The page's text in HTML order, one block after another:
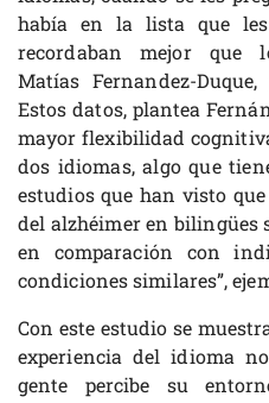
había en la lista que les
recordaban mejor que
Matías Fernandez-
Estos datos, plantea
mayor flexibilidad
dos idiomas, algo que
estudios que han visto
del alzhéimer en bilingües
en comparación con
condiciones similares”,
Con este estudio se
experiencia del idioma
gente percibe su